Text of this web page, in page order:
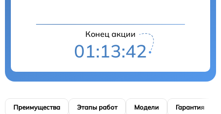
Конец акции
01:13:41
Преимущества Этапы работ Модели Гарантия